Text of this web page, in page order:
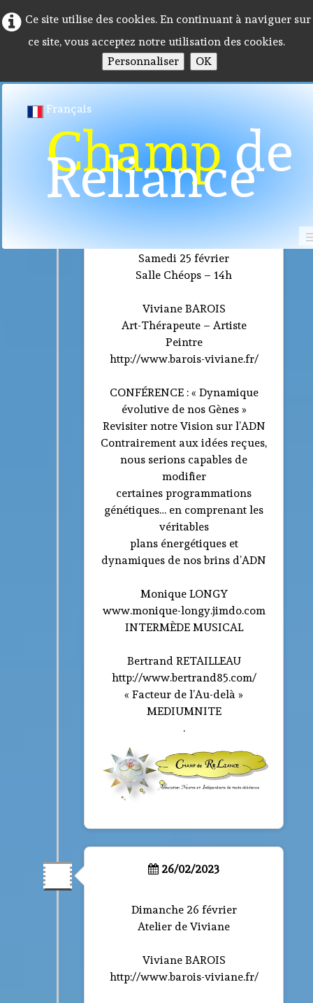
Ce site utilise des cookies. En continuant à naviguer sur
ce site, vous acceptez notre utilisation des cookies.
Personnaliser
OK
Français
Champde
Reliance
Accueil
Programme 2026
Photos▼
Tarifs
Contact
Samedi 25 février
Salle Chéops – 14h
Viviane BAROIS
Art-Thérapeute – Artiste
Peintre
http://www.barois-viviane.fr/
CONFÉRENCE : « Dynamique
évolutive de nos Gènes »
Revisiter notre Vision sur l’ADN
Contrairement aux idées reçues,
nous serions capables de
modifier
certaines programmations
génétiques… en comprenant les
véritables
plans énergétiques et
dynamiques de nos brins d’ADN
Monique LONGY
www.monique-longy.jimdo.com
INTERMÈDE MUSICAL
Bertrand RETAILLEAU
http://www.bertrand85.com/
« Facteur de l’Au-delà »
MEDIUMNITE
.
26/02/2023
Dimanche 26 février
Atelier de Viviane
Viviane BAROIS
http://www.barois-viviane.fr/